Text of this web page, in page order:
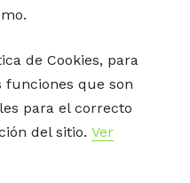
de Cookies, para
funciones que son
para el correcto
del sitio. Ver